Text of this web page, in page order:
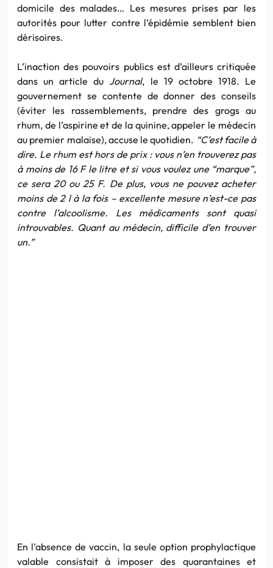
domicile des malades… Les mesures prises par les
autorités pour lutter contre l’épidémie semblent bien
dérisoires.
L’inaction des pouvoirs publics est d’ailleurs critiquée
dans un article du Journal, le 19 octobre 1918. Le
gouvernement se contente de donner des conseils
(éviter les rassemblements, prendre des grogs au
rhum, de l’aspirine et de la quinine, appeler le médecin
au premier malaise), accuse le quotidien. “C’est facile à
dire. Le rhum est hors de prix : vous n’en trouverez pas
à moins de 16 F le litre et si vous voulez une “marque”,
ce sera 20 ou 25 F. De plus, vous ne pouvez acheter
moins de 2 l à la fois – excellente mesure n’est-ce pas
contre l’alcoolisme. Les médicaments sont quasi
introuvables. Quant au médecin, difficile d’en trouver
un.”
En l’absence de vaccin, la seule option prophylactique
valable consistait à imposer des quarantaines et